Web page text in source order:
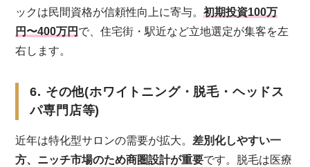
ックは民間資格が信頼性向上に寄与。初期投資100万
円〜400万円 で、住宅街・駅近など立地選定が集客を左
右します。
6. その他(ホワイトニング・脱毛・ヘッドス
パ専門店等)
近年は特化型サロンの需要が拡大。 差別化しやすい一
方、ニッチ市場のため商圏設計が重要です。脱毛は医療